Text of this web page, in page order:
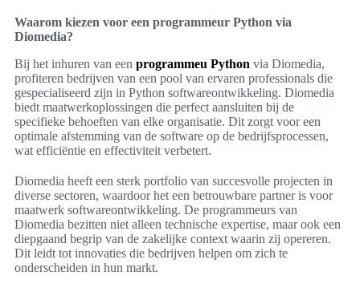
Waarom kiezen voor een programmeur Python via
Diomedia?
Bij het inhuren van een programmeu Python via Diomedia,
profiteren bedrijven van een pool van ervaren professionals die
gespecialiseerd zijn in Python softwareontwikkeling. Diomedia
biedt maatwerkoplossingen die perfect aansluiten bij de
specifieke behoeften van elke organisatie. Dit zorgt voor een
optimale afstemming van de software op de bedrijfsprocessen,
wat efficiëntie en effectiviteit verbetert.
Diomedia heeft een sterk portfolio van succesvolle projecten in
diverse sectoren, waardoor het een betrouwbare partner is voor
maatwerk softwareontwikkeling. De programmeurs van
Diomedia bezitten niet alleen technische expertise, maar ook een
diepgaand begrip van de zakelijke context waarin zij opereren.
Dit leidt tot innovaties die bedrijven helpen om zich te
onderscheiden in hun markt.